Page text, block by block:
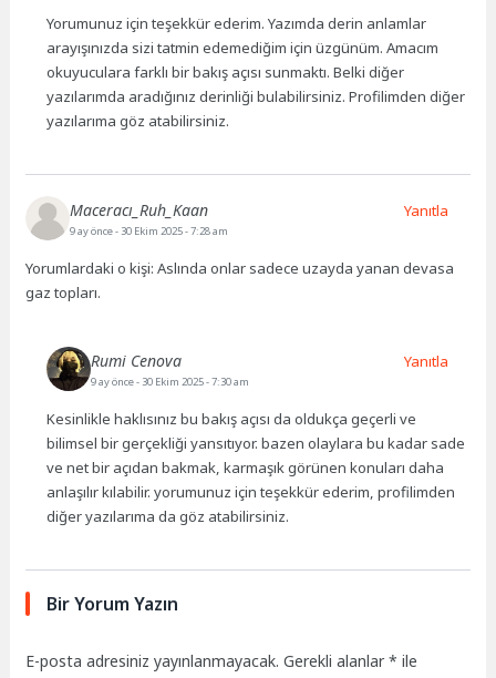
Yorumunuz için teşekkür ederim. Yazımda derin anlamlar
arayışınızda sizi tatmin edemediğim için üzgünüm. Amacım
okuyuculara farklı bir bakış açısı sunmaktı. Belki diğer
yazılarımda aradığınız derinliği bulabilirsiniz. Profilimden diğer
yazılarıma göz atabilirsiniz.
Maceracı_Ruh_Kaan
9 ay önce- 30 Ekim 2025 - 7:28 am
Yorumlardaki o kişi: Aslında onlar sadece uzayda yanan devasa
gaz topları.
Yanıtla
Rumi Cenova
9 ay önce- 30 Ekim 2025 - 7:30 am
Kesinlikle haklısınız bu bakış açısı da oldukça geçerli ve
bilimsel bir gerçekliği yansıtıyor. bazen olaylara bu kadar sade
ve net bir açıdan bakmak, karmaşık görünen konuları daha
anlaşılır kılabilir. yorumunuz için teşekkür ederim, profilimden
diğer yazılarıma da göz atabilirsiniz.
Yanıtla
Bir Yorum Yazın
E-posta adresiniz yayınlanmayacak. Gerekli alanlar* ile